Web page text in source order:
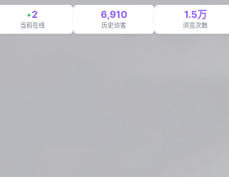
2
当前在线
6,910
历史访客
1.5万
浏览次数